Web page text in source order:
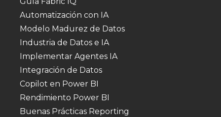
Automatización con IA
Modelo Madurez de Datos
Industria de Datos e IA
Implementar Agentes IA
Integración de Datos
Copilot en Power BI
Rendimiento Power BI
Buenas Prácticas Reporting